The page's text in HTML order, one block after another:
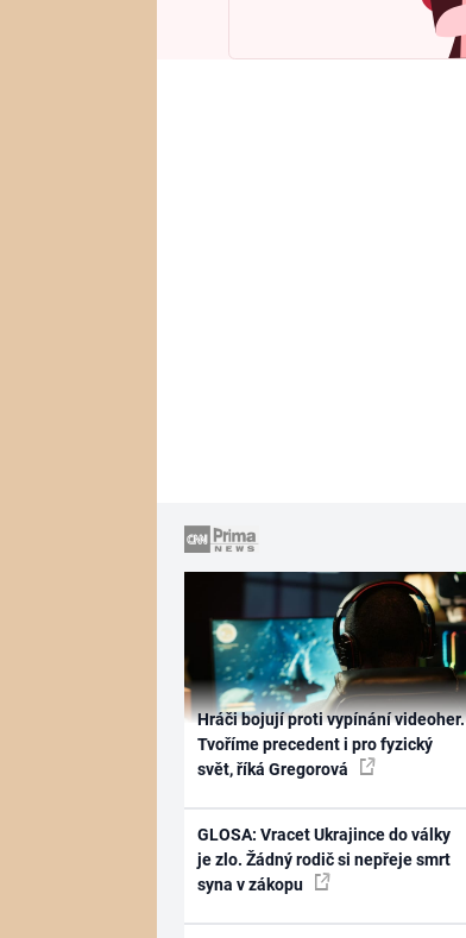
Hráči bojují proti vypínání videoher.
Tvoříme precedent i pro fyzický
svět, říká Gregorová
GLOSA: Vracet Ukrajince do války
je zlo. Žádný rodič si nepřeje smrt
syna v zákopu